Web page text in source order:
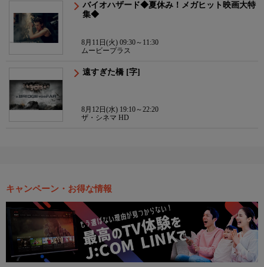
バイオハザード◆夏休み！メガヒット映画大特
集◆
8月11日(火) 09:30～11:30
ムービープラス
遠すぎた橋 [字]
8月12日(水) 19:10～22:20
ザ・シネマ HD
キャンペーン・お得な情報